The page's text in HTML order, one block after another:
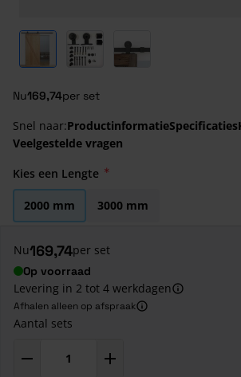
View larger image
View larger image
Nu169,74per set
Snel naar:ProductinformatieSpecificaties
Veelgestelde vragen
Kies een Lengte
2000 mm 3000 mm
Nu169,74per set
Op voorraad
Levering in 2 tot 4 werkdagen
Afhalen alleen op afspraak
Aantal sets